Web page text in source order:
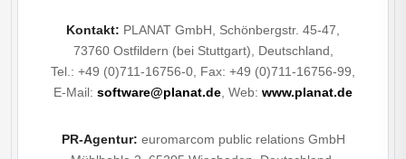
Kontakt: PLANAT GmbH, Schönbergstr. 45-47,
73760 Ostfildern (bei Stuttgart), Deutschland,
Tel.: +49 (0)711-16756-0, Fax: +49 (0)711-16756-99,
E-Mail: software@planat.de , Web: www.planat.de
PR-Agentur: euromarcom public relations GmbH